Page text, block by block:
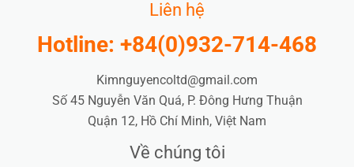
Liên hệ
Hotline: +84(0)932-714-468
Kimnguyencoltd@gmail.com
Số 45 Nguyễn Văn Quá, P. Đông Hưng Thuận
Quận 12, Hồ Chí Minh, Việt Nam
Về chúng tôi